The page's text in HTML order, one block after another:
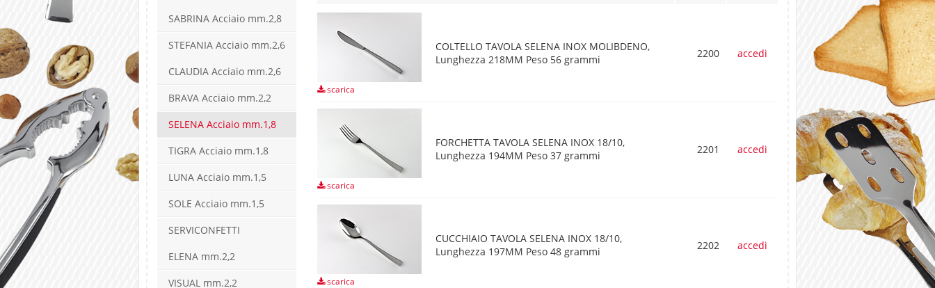
SABRINA Acciaio mm.2,8
STEFANIA Acciaio mm.2,6
CLAUDIA Acciaio mm.2,6
BRAVA Acciaio mm.2,2
SELENA Acciaio mm.1,8
TIGRA Acciaio mm.1,8
LUNA Acciaio mm.1,5
SOLE Acciaio mm.1,5
SERVICONFETTI
ELENA mm.2,2
VISUAL mm.2,2
scarica
COLTELLO TAVOLA SELENA INOX MOLIBDENO,
Lunghezza 218MM Peso 56 grammi
2200 accedi
scarica
FORCHETTA TAVOLA SELENA INOX 18/10,
Lunghezza 194MM Peso 37 grammi
2201 accedi
scarica
CUCCHIAIO TAVOLA SELENA INOX 18/10,
Lunghezza 197MM Peso 48 grammi
2202 accedi